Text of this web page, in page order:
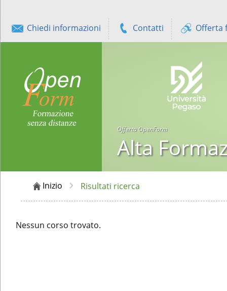
Chiedi informazioni Contatti Offerta
Offerta OpenForm
Alta
Inizio Risultati ricerca
Nessun corso trovato.